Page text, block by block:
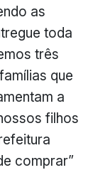
as
toda
três
que
a
filhos
comprar”